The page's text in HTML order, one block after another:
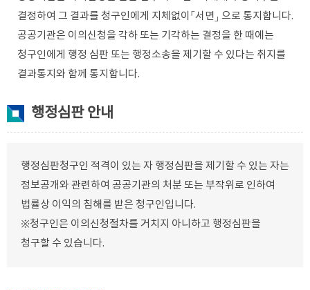
결정하여 그 결과를 청구인에게 지체없이「서면」 으로 통지합니다.
공공기관은 이의신청을 각하 또는 기각하는 결정을 한 때에는
청구인에게 행정 심판 또는 행정소송을 제기할 수 있다는 취지를
결과통지와 함께 통지합니다.
행정심판 안내
행정심판청구인 적격이 있는 자 행정심판을 제기할 수 있는 자는
정보공개와 관련하여 공공기관의 처분 또는 부작위로 인하여
법률상 이익의 침해를 받은 청구인입니다.
※청구인은 이의신청절차를 거치지 아니하고 행정심판을
청구할 수 있습니다.